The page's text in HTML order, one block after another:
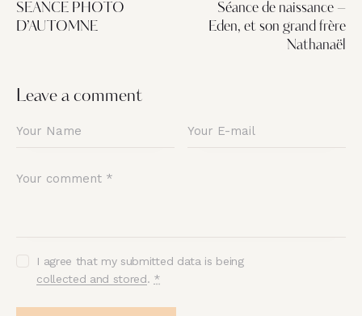
SEANCE PHOTO
D’AUTOMNE
Séance de naissance –
Eden, et son grand frère
Nathanaël
Leave a comment
I agree that my submitted data is being
collected and stored. *